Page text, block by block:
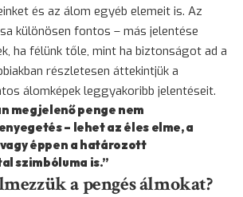
és az álom egyéb elemeit is. Az
különösen fontos – más jelentése
ha félünk tőle, mint ha biztonságot ad a
részletesen áttekintjük a
álomképek leggyakoribb jelentéseit.
megjelenő penge nem
– lehet az éles elme, a
éppen a határozott
szimbóluma is.”
a pengés álmokat?